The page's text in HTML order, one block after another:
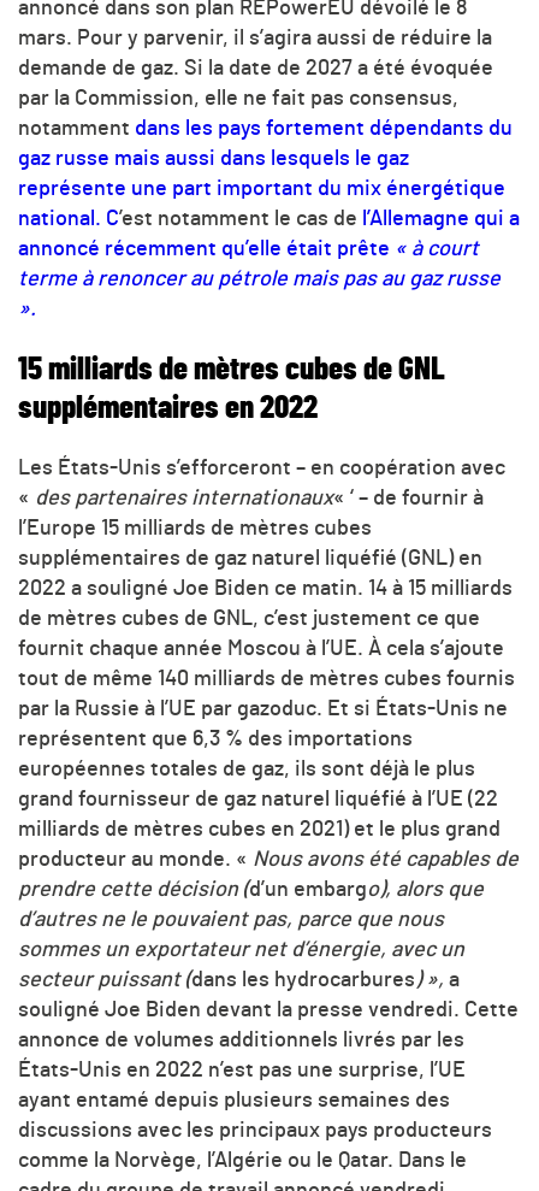
annoncé dans son plan REPowerEU dévoilé le 8
mars. Pour y parvenir, il s’agira aussi de réduire la
demande de gaz. Si la date de 2027 a été évoquée
par la Commission, elle ne fait pas consensus,
notamment dans les pays fortement dépendants du
gaz russe mais aussi dans lesquels le gaz
représente une part important du mix énergétique
national. C’est notamment le cas de l’Allemagne qui a
annoncé récemment qu’elle était prête « à court
terme à renoncer au pétrole mais pas au gaz russe
».
15 milliards de mètres cubes de GNL
supplémentaires en 2022
Les États-Unis s’efforceront – en coopération avec
« des partenaires internationaux« ‘ – de fournir à
l’Europe 15 milliards de mètres cubes
supplémentaires de gaz naturel liquéfié (GNL) en
2022 a souligné Joe Biden ce matin. 14 à 15 milliards
de mètres cubes de GNL, c’est justement ce que
fournit chaque année Moscou à l’UE. À cela s’ajoute
tout de même 140 milliards de mètres cubes fournis
par la Russie à l’UE par gazoduc. Et si États-Unis ne
représentent que 6,3 % des importations
européennes totales de gaz, ils sont déjà le plus
grand fournisseur de gaz naturel liquéfié à l’UE (22
milliards de mètres cubes en 2021) et le plus grand
producteur au monde. « Nous avons été capables de
prendre cette décision (d’un embargo), alors que
d’autres ne le pouvaient pas, parce que nous
sommes un exportateur net d’énergie, avec un
secteur puissant (dans les hydrocarbures) », a
souligné Joe Biden devant la presse vendredi. Cette
annonce de volumes additionnels livrés par les
États-Unis en 2022 n’est pas une surprise, l’UE
ayant entamé depuis plusieurs semaines des
discussions avec les principaux pays producteurs
comme la Norvège, l’Algérie ou le Qatar. Dans le